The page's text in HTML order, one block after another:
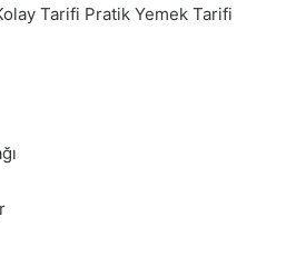
Tarifi Pratik Yemek Tarifi